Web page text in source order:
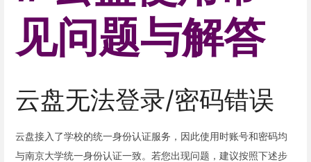
见问题与解答
云盘无法登录/密码错误
云盘接入了学校的统一身份认证服务，因此使用时账号和密码均
与南京大学统一身份认证一致。若您出现问题，建议按照下述步